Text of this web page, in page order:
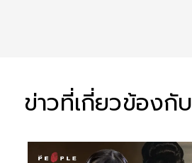
ข่าวที่เกี่ยวข้องกับ